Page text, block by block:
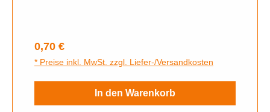
Regulärer Preis:
0,70 €
* Preise inkl. MwSt. zzgl. Liefer-/Versandkosten
In den Warenkorb